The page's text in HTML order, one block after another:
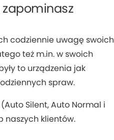
codziennie uwagę swoich
też m.in. w swoich
to urządzenia jak
spraw.
(Auto Silent, Auto Normal i
naszych klientów.